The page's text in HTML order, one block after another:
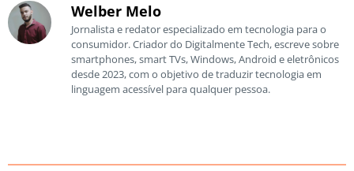
Welber Melo
Jornalista e redator especializado em tecnologia para o
consumidor. Criador do Digitalmente Tech, escreve sobre
smartphones, smart TVs, Windows, Android e eletrônicos
desde 2023, com o objetivo de traduzir tecnologia em
linguagem acessível para qualquer pessoa.